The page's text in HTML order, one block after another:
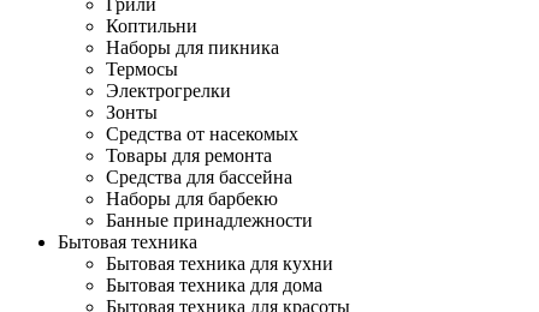
Грили
Коптильни
Наборы для пикника
Термосы
Электрогрелки
Зонты
Средства от насекомых
Товары для ремонта
Средства для бассейна
Наборы для барбекю
Банные принадлежности
Бытовая техника
Бытовая техника для кухни
Бытовая техника для дома
Бытовая техника для красоты